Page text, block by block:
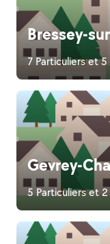
Bressey-
7 Particuliers et
Gevrey-
5 Particuliers et